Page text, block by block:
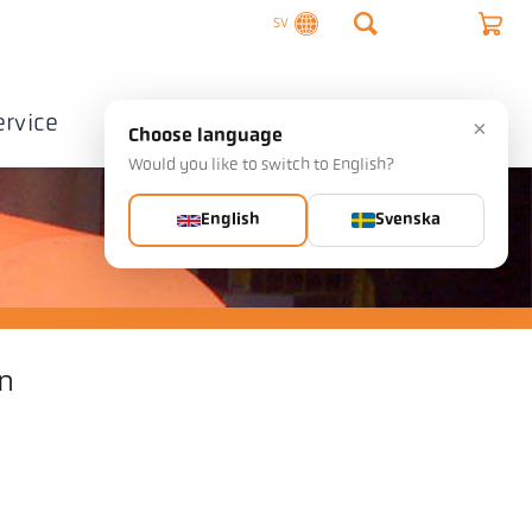
SV
Företag Kontakta ×
Choose language
Would you like to switch to English?
English Svenska